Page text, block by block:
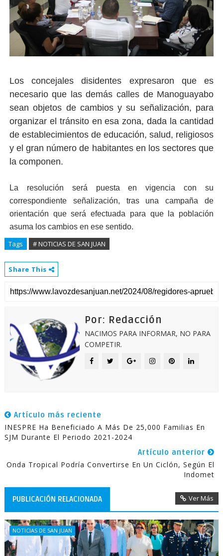
Los concejales disidentes expresaron que es
necesario que las demás calles de Manoguayabo
sean objetos de cambios y su señalización, para
organizar el tránsito en esa zona, dada la cantidad
de establecimientos de educación, salud, religiosos
y el gran número de habitantes en los sectores que
la componen.
La resolución será puesta en vigencia con su
correspondiente señalización, tras una campaña de
orientación que será efectuada para que la población
asuma los cambios en ese sentido.
Tags # NOTICIAS DE SAN JUAN
Share This
Por: Redacción
NACIMOS PARA INFORMAR, NO PARA
COMPETIR.
Artículo más reciente
INESPRE Ha Beneficiado A Más De 25,000 Familias En
SJM Durante El Periodo 2021-2024
Artículo anterior
Onda Tropical Podría Convertirse En Un Ciclón, Según El
Indomet
PUBLICACIÓN RELACIONADA Ver Más
NOTICIAS DE SAN JUAN